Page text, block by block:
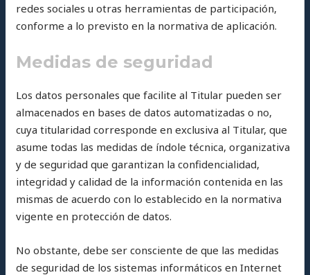
redes sociales u otras herramientas de participación,
conforme a lo previsto en la normativa de aplicación.
Medidas de seguridad
Los datos personales que facilite al Titular pueden ser
almacenados en bases de datos automatizadas o no,
cuya titularidad corresponde en exclusiva al Titular, que
asume todas las medidas de índole técnica, organizativa
y de seguridad que garantizan la confidencialidad,
integridad y calidad de la información contenida en las
mismas de acuerdo con lo establecido en la normativa
vigente en protección de datos.
No obstante, debe ser consciente de que las medidas
de seguridad de los sistemas informáticos en Internet